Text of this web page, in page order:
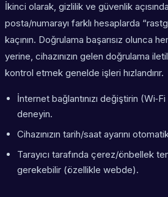
İkinci olarak, gizlilik ve güvenlik
posta/numarayı farklı hesaplarda
kaçının. Doğrulama başarısız olunca
yerine, cihazınızın gelen doğrulama
kontrol etmek genelde işleri hızlandırır.
İnternet bağlantınızı değiştirin
deneyin.
Cihazınızın tarih/saat ayarını
Tarayıcı tarafında çerez/önbellek
gerekebilir (özellikle webde).